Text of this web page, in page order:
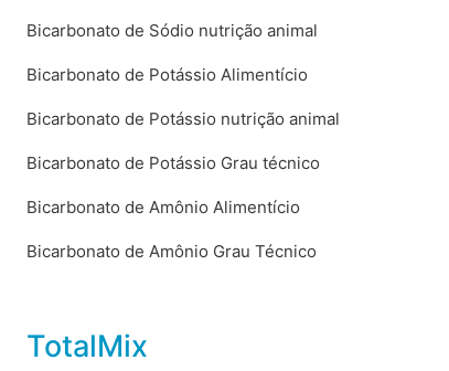
Bicarbonato de Sódio nutrição animal
Bicarbonato de Potássio Alimentício
Bicarbonato de Potássio nutrição animal
Bicarbonato de Potássio Grau técnico
Bicarbonato de Amônio Alimentício
Bicarbonato de Amônio Grau Técnico
TotalMix